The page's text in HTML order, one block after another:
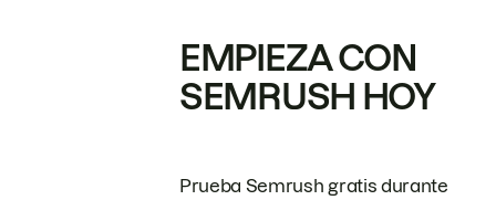
EMPIEZA CON
SEMRUSH HOY
Prueba Semrush gratis durante